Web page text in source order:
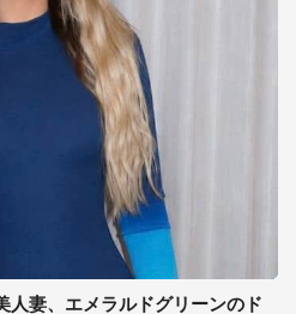
人妻、エメラルドグリーンのド